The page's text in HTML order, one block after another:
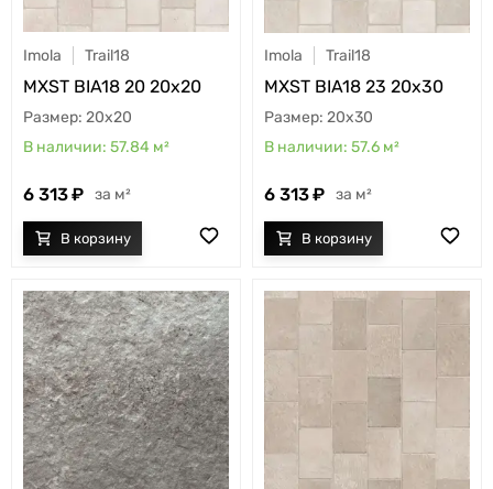
Imola Trail18
MXST BIA18 20 20x20
20x20
57.84 м²
6 313 м²
Imola Trail18
MXST BIA18 23 20x30
20x30
57.6 м²
6 313 м²